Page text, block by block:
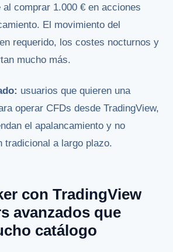
comprar 1.000 € en acciones
El movimiento del
requerido, los costes nocturnos y
mucho más.
usuarios que quieren una
operar CFDs desde TradingView,
el apalancamiento y no
tradicional a largo plazo.
con TradingView
avanzados que
catálogo